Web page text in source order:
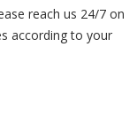
reach us 24/7 on
according to your